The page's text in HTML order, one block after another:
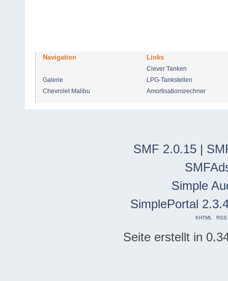
Navigation Links
Clever Tanken
Galerie
LPG-Tankstellen
Chevrolet Malibu
Amortisationsrechner
SMF 2.0.15 |
Simple
SimplePortal
XHTML RSS
Seite erstellt in